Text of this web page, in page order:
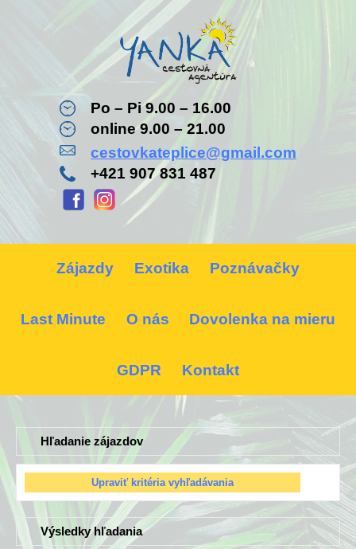
Po – Pi 9.00 – 16.00
online 9.00 – 21.00
cestovkateplice@gmail.com
+421 907 831 487
Zájazdy Exotika Poznávačky
Last Minute O nás Dovolenka na mieru
GDPR Kontakt
Hľadanie zájazdov
Výsledky hľadania